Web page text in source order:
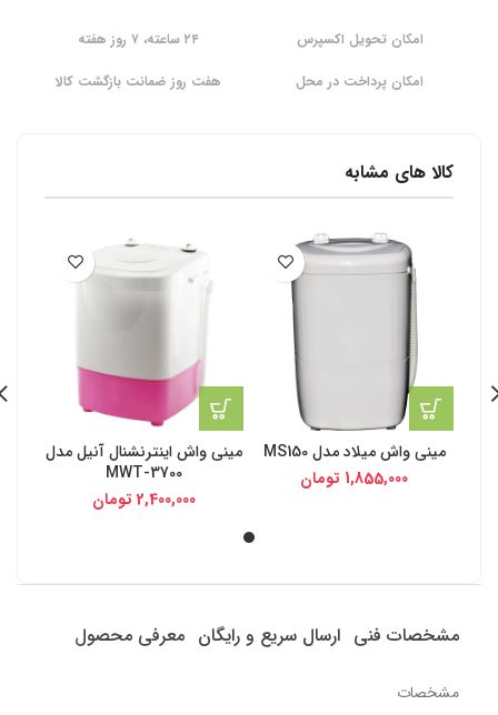
امکان تحویل اکسپرس
۲۴ ساعته، ۷ روز هفته
امکان پرداخت در محل
هفت روز ضمانت بازگشت کالا
کالا های مشابه
مینی واش میلاد مدل MS150
1,855,000 تومان
مینی واش اینترنشنال آنیل مدل
MWT-3700
2,400,000 تومان
مشخصات فنی ارسال سریع و رایگان معرفی محصول
مشخصات